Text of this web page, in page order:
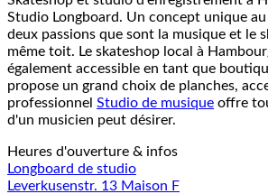
Studio Longboard. Un concept unique
deux passions que sont la musique et le
même toit. Le skateshop local à
également accessible en tant que
propose un grand choix de planches,
professionnel Studio de musique offre
d'un musicien peut désirer.
Heures d'ouverture & infos
Longboard de studio
Leverkusenstr. 13 Maison F